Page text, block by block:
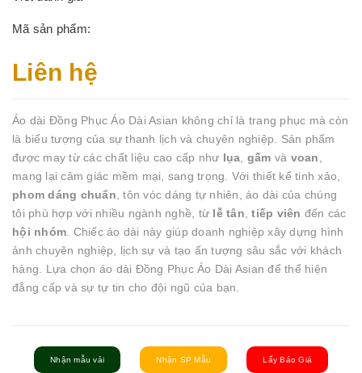
Mã sản phẩm:
Liên hệ
Áo dài Đồng Phục Áo Dài Asian không chỉ là trang phục mà còn
là biểu tượng của sự thanh lịch và chuyên nghiệp. Sản phẩm
được may từ các chất liệu cao cấp như lụa gấm và voan
mang lại cảm giác mềm mại, sang trọng. Với thiết kế tinh xảo,
phom dáng chuẩn , tôn vóc dáng tự nhiên, áo dài của chúng
tôi phù hợp với nhiều ngành nghề, từ lễ tân ,tiếp viên đến các
hội nhóm . Chiếc áo dài này giúp doanh nghiệp xây dựng hình
ảnh chuyên nghiệp, lịch sự và tạo ấn tượng sâu sắc với khách
hàng. Lựa chọn áo dài Đồng Phục Áo Dài Asian để thể hiện
đẳng cấp và sự tự tin cho đội ngũ của bạn.
Nhận mẫu vải Nhận SP Mẫu Lấy Báo Giá